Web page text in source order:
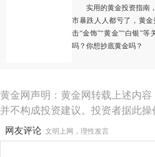
实用的黄金投资指南
市暴跌人人都亏了，黄
击“金饰”“黄金”“白银”
吗？你想抄底黄金吗？
黄金网声明：黄金网转载上述内
并不构成投资建议。投资者据此操
网友评论 文明上网，理性发言